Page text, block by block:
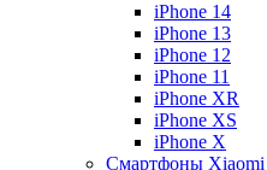
iPhone 14
iPhone 13
iPhone 12
iPhone 11
iPhone XR
iPhone XS
iPhone X
Смартфоны Xiaomi